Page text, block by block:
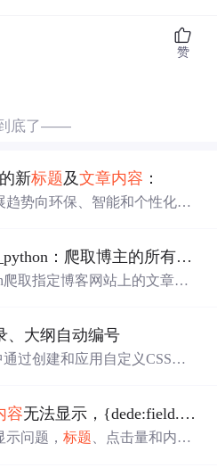
赞
底了——
新标题及文章内容 ：
势向环保、智能和个性化迈
性化汽车前景广阔，制造商需
会应给予支持。
_python：爬取博主的所有文章的链接、
取指定博客网站上的文章的
、大纲自动编号
过创建和应用自定义CSS主
分别用于文章内容、文章标题
和导航更为方便。
容无法显示，{dede:field.body /}标签无效
示问题，标题、点击量和内容